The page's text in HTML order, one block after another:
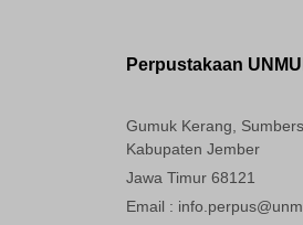
Perpustakaan
Gumuk Kerang,
Kabupaten Jember
Jawa Timur 68121
Email :